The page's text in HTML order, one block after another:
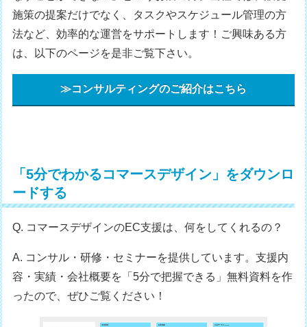
施策の提案だけでなく、タスクやスケジュール管理の方
法など、効率的な運営をサポートします！ご興味ある方
は、以下のページを是非ご覧下さい。
≫コンサルティングのご紹介はこちら
「5分でわかるコマースデザイン」をダウンロ
ードする
Q. コマースデザインのEC支援は、何をしてくれるの？
A. コンサル・研修・セミナーを提供しています。支援内
容・実績・会社概要を「5分で把握できる」無料資料を作
ったので、ぜひご覧ください！